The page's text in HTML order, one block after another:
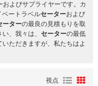
よびサプライヤーです。カ
ベートラベルセーターおよび
ーターの最良の見積もりを取
、我々は、 セーターの最低
ただきますが、私たちはよ
視点